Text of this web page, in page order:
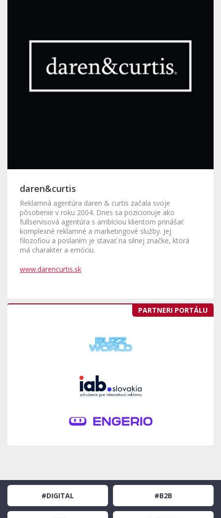
daren&curtis
Reklamná agentúra daren & curtis začala svoje
pôsobenie v roku 2004. Dnes sa pozicionuje ako
fullservisová agentúra s ambíciou klientom prinášať
komplexné reklamné a marketingové služby. Jej
filozofiou a poslaním je stavať na silnej značke, ktorá
má charakter a emóciu.
www.darencurtis.sk
PARTNERI PORTÁLU
#DIGITAL #B2B